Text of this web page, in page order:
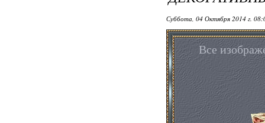
Суббота, 04 Октября 2014 г.
Все